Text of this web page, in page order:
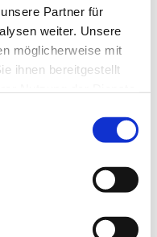
Partner für
weiter. Unsere
möglicherweise mit
ihnen bereitgestellt